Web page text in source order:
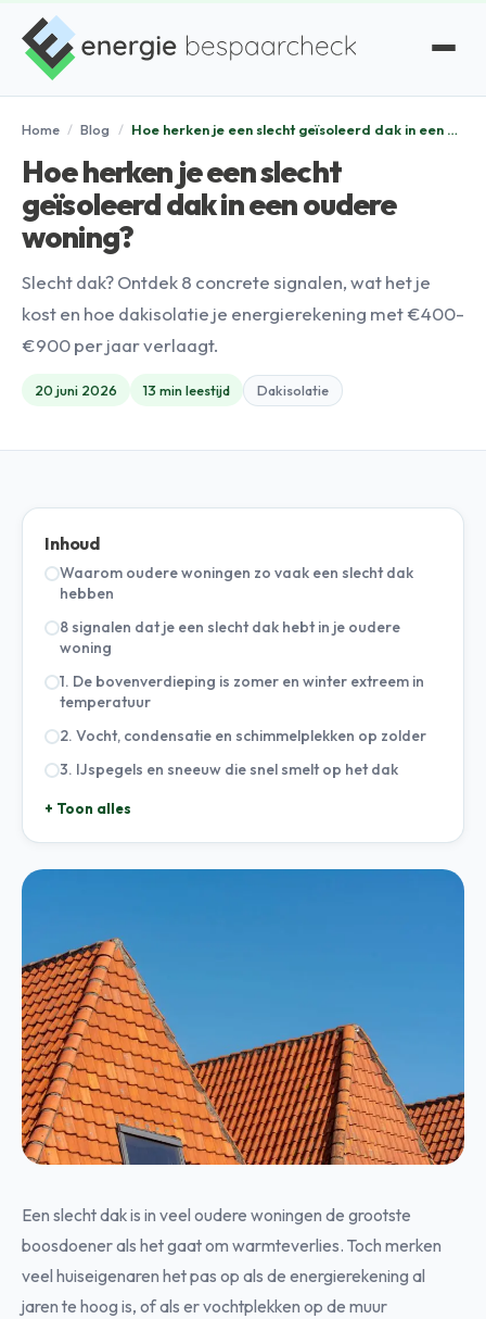
Home / Blog / Hoe herken je een slecht geïsoleerd dak in een oudere woning?
Hoe herken je een slecht
geïsoleerd dak in een oudere
woning?
Slecht dak? Ontdek 8 concrete signalen, wat het je
kost en hoe dakisolatie je energierekening met €400-
€900 per jaar verlaagt.
20 juni 2026 13 min leestijd Dakisolatie
Inhoud
Waarom oudere woningen zo vaak een slecht dak
hebben
8 signalen dat je een slecht dak hebt in je oudere
woning
1. De bovenverdieping is zomer en winter extreem in
temperatuur
2. Vocht, condensatie en schimmelplekken op zolder
3. IJspegels en sneeuw die snel smelt op het dak
+ Toon alles
Een slecht dak is in veel oudere woningen de grootste
boosdoener als het gaat om warmteverlies. Toch merken
veel huiseigenaren het pas op als de energierekening al
jaren te hoog is, of als er vochtplekken op de muur